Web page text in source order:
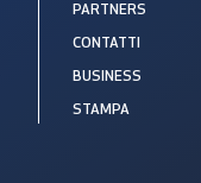
PARTNERS
CONTATTI
BUSINESS
STAMPA